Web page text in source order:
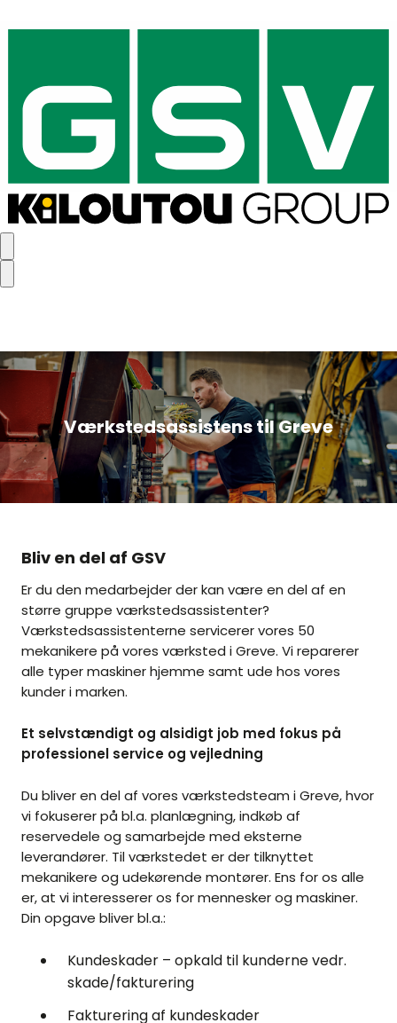
Værkstedsassistens til Greve
Bliv en del af GSV
Er du den medarbejder der kan være en del af en
større gruppe værkstedsassistenter?
Værkstedsassistenterne servicerer vores 50
mekanikere på vores værksted i Greve. Vi reparerer
alle typer maskiner hjemme samt ude hos vores
kunder i marken.
Et selvstændigt og alsidigt job med fokus på
professionel service og vejledning
Du bliver en del af vores værkstedsteam i Greve, hvor
vi fokuserer på bl.a. planlægning, indkøb af
reservedele og samarbejde med eksterne
leverandører. Til værkstedet er der tilknyttet
mekanikere og udekørende montører. Ens for os alle
er, at vi interesserer os for mennesker og maskiner.
Din opgave bliver bl.a.:
Kundeskader – opkald til kunderne vedr.
skade/fakturering
Fakturering af kundeskader